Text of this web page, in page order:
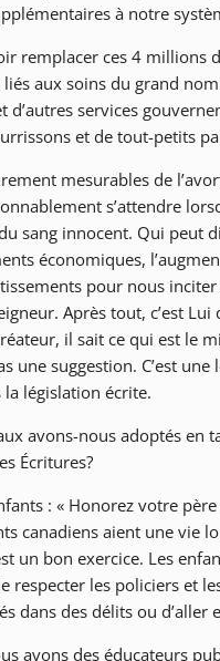
à notre
remplacer ces 4 millions
aux soins du grand
d’autres services
et de tout-petits
mesurables de
s’attendre
sang innocent. Qui peut
économiques,
pour nous
Après tout, c’est
il sait ce qui est le
une suggestion. C’est
la législation écrite.
avons-nous adoptés
Écritures?
: « Honorez votre
canadiens aient une vie
un bon exercice. Les
respecter les policiers et
dans des délits ou d’aller
avons des éducateurs